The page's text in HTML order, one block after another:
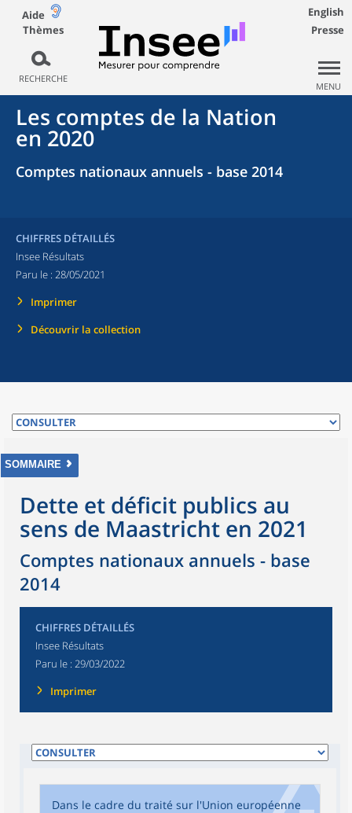
Aide
Thèmes
RECHERCHE
English
Presse
MENU
Les comptes de la Nation
en 2020
Comptes nationaux annuels - base 2014
CHIFFRES DÉTAILLÉS
Insee Résultats
Paru le : 28/05/2021
Imprimer
Découvrir la collection
SOMMAIRE
Dette et déficit publics au
sens de Maastricht en 2021
Comptes nationaux annuels - base
2014
CHIFFRES DÉTAILLÉS
Insee Résultats
Paru le : 29/03/2022
Imprimer
Dans le cadre du traité sur l'Union européenne